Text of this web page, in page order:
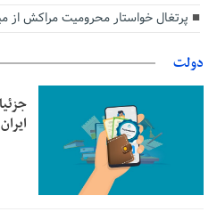
پرتغال خواستار محرومیت مراکش از
دولت